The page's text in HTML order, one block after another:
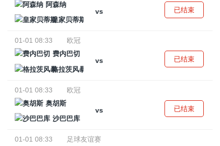
阿森纳
vs
皇家贝蒂斯
已结束
01-01 08:33
欧冠
费内巴切
vs
格拉茨风暴
已结束
01-01 08:33
欧冠
奥胡斯
vs
沙巴巴库
已结束
01-01 08:33
足球友谊赛